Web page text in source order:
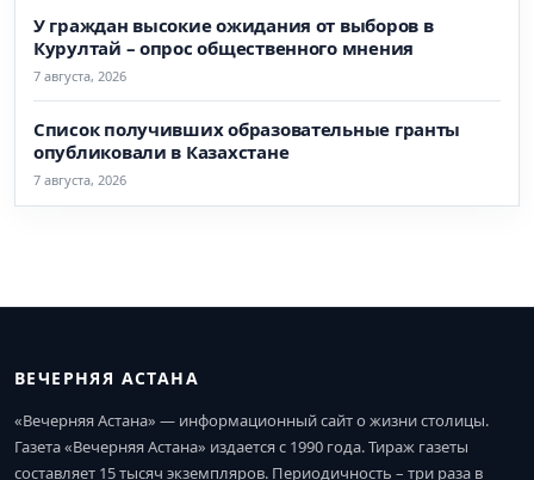
У граждан высокие ожидания от выборов в
Курултай – опрос общественного мнения
7 августа, 2026
Список получивших образовательные гранты
опубликовали в Казахстане
7 августа, 2026
ВЕЧЕРНЯЯ АСТАНА
«Вечерняя Астана» — информационный сайт о жизни столицы.
Газета «Вечерняя Астана» издается с 1990 года. Тираж газеты
составляет 15 тысяч экземпляров. Периодичность – три раза в